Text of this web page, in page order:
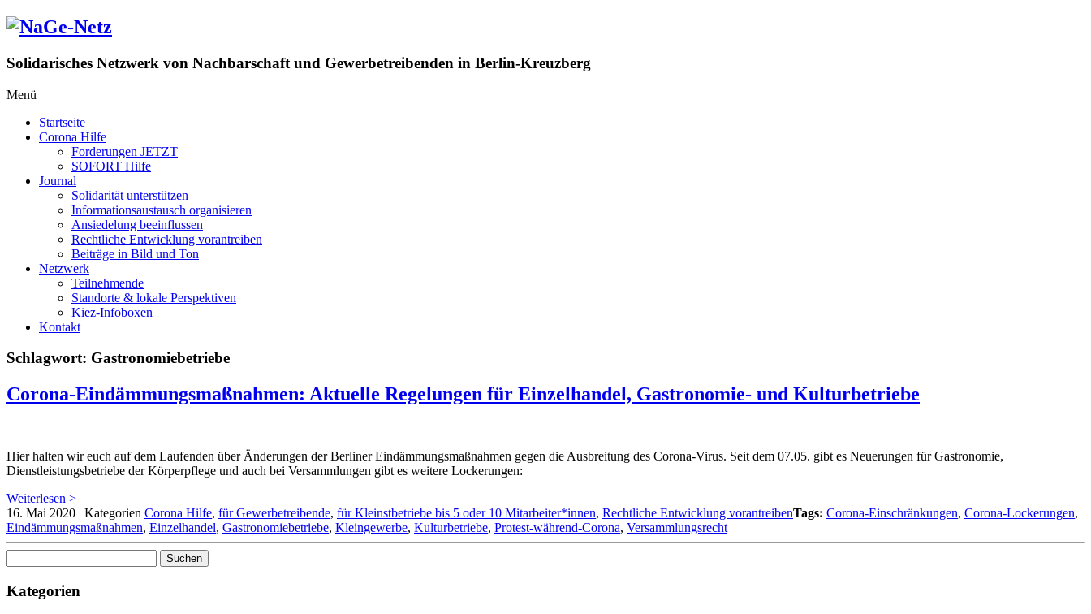
Zum
Inhalt
Solidarisches Netzwerk von Nachbarschaft und Gewerbetreibenden in Berlin-Kreuzberg
Menü
Startseite
Corona Hilfe
Forderungen JETZT
SOFORT Hilfe
Journal
Solidarität unterstützen
Informationsaustausch organisieren
Ansiedelung beeinflussen
Rechtliche Entwicklung vorantreiben
Beiträge in Bild und Ton
Netzwerk
Teilnehmende
Standorte & lokale Perspektiven
Kiez-Infoboxen
Kontakt
Schlagwort: Gastronomiebetriebe
Corona-Eindämmungsmaßnahmen: Aktuelle Regelungen für Einzelhandel, Gastronomie- und Kulturbetriebe
Hier halten wir euch auf dem Laufenden über Änderungen der Berliner Eindämmungsmaßnahmen gegen die Ausbreitung des Corona-Virus. Seit dem 07.05. gibt es Neuerungen für Gastronomie,
Dienstleistungsbetriebe der Körperpflege und auch bei Versammlungen gibt es weitere Lockerungen:
Weiterlesen >
16. Mai 2020 | Kategorien Corona Hilfe, für Gewerbetreibende, für Kleinstbetriebe bis 5 oder 10 Mitarbeiter*innen, Rechtliche Entwicklung vorantreibenTags: Corona-Einschränkungen, Corona-Lockerungen,
Eindämmungsmaßnahmen, Einzelhandel, Gastronomiebetriebe, Kleingewerbe, Kulturbetriebe, Protest-während-Corona, Versammlungsrecht
nach:
Kategorien